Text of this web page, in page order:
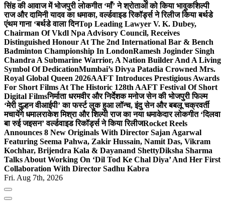
सिंह की आवाज में भोजपुरी लोकगीत ‘माँ’ ने श्रोताओं को किया भावुकशिल्पी
राज और दामिनी यादव का धमाका, वर्ल्डवाइड रिकॉर्ड्स ने रिलीज किया बर्थडे
एंथम गाना ‘बर्थडे वाला दिनTop Leading Lawyer V. K. Dubey,
Chairman Of Vkdl Npa Advisory Council, Receives
Distinguished Honour At The 2nd International Bar & Bench
Badminton Championship In LondonRamesh Joginder Singh
Chandra A Submarine Warrior, A Nation Builder And A Living
Symbol Of DedicationMumbai’s Divya Patadia Crowned Mrs.
Royal Global Queen 2026AAFT Introduces Prestigious Awards
For Short Films At The Historic 128th AAFT Festival Of Short
Digital Filmsनिर्माता धरमवीर और निर्देशक मनोज सेन की भोजपुरी फिल्म
‘मेरी दुल्हन वीआईपी’ का फर्स्ट लुक हुआ लॉन्च, इंदु सेन और बबलू चक्रवर्ती
मचायेंगे धमालराकेश मिश्रा और शिल्पी राज का नया धमाकेदार लोकगीत ‘दिलवा
बा रुई जइसन’ वर्ल्डवाइड रिकॉर्ड्स ने किया रिलीजRocket Reels
Announces 8 New Originals With Director Sajan Agarwal
Featuring Seema Pahwa, Zakir Hussain, Namit Das, Vikram
Kochhar, Brijendra Kala & Dayanand ShettyDiksha Sharma
Talks About Working On ‘Dil Tod Ke Chal Diya’ And Her First
Collaboration With Director Sadhu Kabra
Fri. Aug 7th, 2026